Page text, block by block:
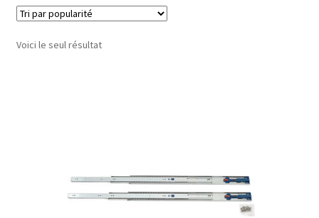
Droit de rétractation
Contact
Voici le seul résultat